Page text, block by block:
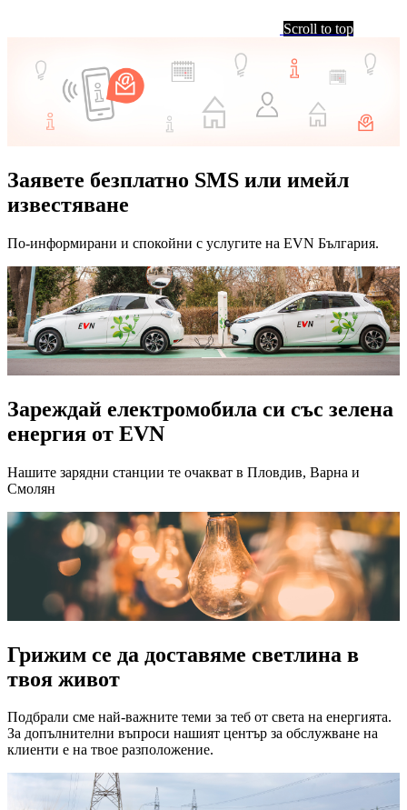
Scroll to top
Заявете безплатно SMS или имейл
известяване
По-информирани и спокойни с услугите на EVN България.
Зареждай електромобила си със зелена
енергия от EVN
Нашите зарядни станции те очакват в Пловдив, Варна и
Смолян
Грижим се да доставяме светлина в
твоя живот
Подбрали сме най-важните теми за теб от света на енергията.
За допълнителни въпроси нашият център за обслужване на
клиенти е на твое разположение.